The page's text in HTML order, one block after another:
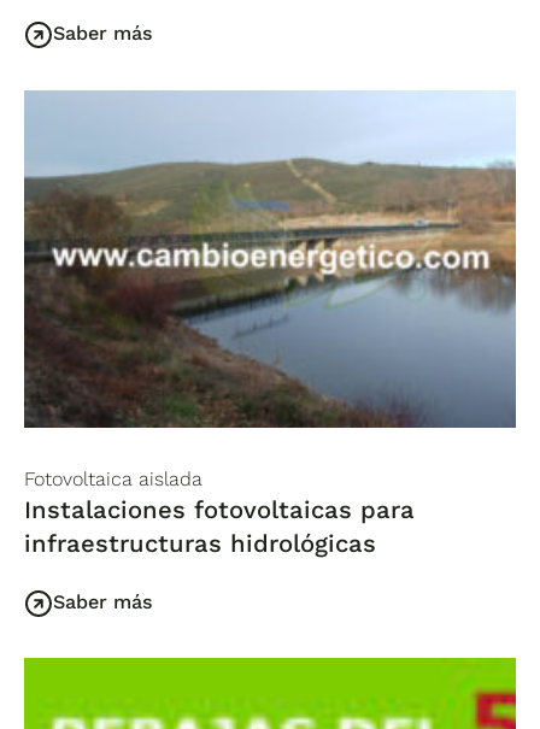
Saber más
Fotovoltaica aislada
Instalaciones fotovoltaicas para
infraestructuras hidrológicas
Saber más